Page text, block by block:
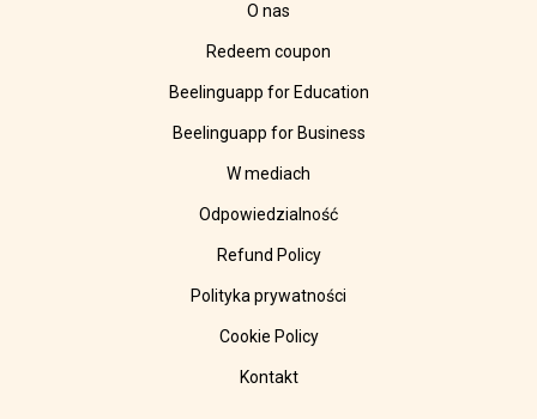
O nas
Redeem coupon
Beelinguapp for Education
Beelinguapp for Business
W mediach
Odpowiedzialność
Refund Policy
Polityka prywatności
Cookie Policy
Kontakt